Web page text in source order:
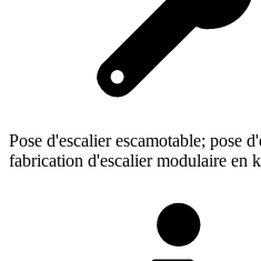
Pose d'escalier escamotable; pose
fabrication d'escalier modulaire en